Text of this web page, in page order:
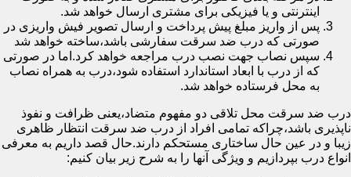
اینترنتی و یا فیزیکی برای مشتری ارسال خواهد شد.
پس از واریز مبلغ پیش پرداخت و ارسال تصویر فیش واریزی در
صورتی که درب ضد سرقت سفارشی باشد،ساخته خواهد شد
سپس نصاب جهت نصب درب مراجعه خواهد کرد.اما در صورتی
که از درب با ابعاد استاندارد استفاده شود،درب به همراه نصاب
به محل فرستاده خواهد شد.
درب ضد سرقت محل تلاقی دو مفهوم متضاد،یعنی ظرافت و نفوذ
ناپذیری باشد،چراکه تمامی افراد از درب ضد سرقت انتظار ظاهری
زیبا و در عین حال ساختاری مستحکم دارند.حال قصد داریم به معرفی
انواع درب بپردازیم و ویژگی آنها را به شرح زیر بیان کنیم: